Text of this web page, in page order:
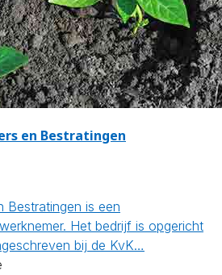
en Bestratingen
Bestratingen is een
Het bedrijf is opgericht
bij de KvK…